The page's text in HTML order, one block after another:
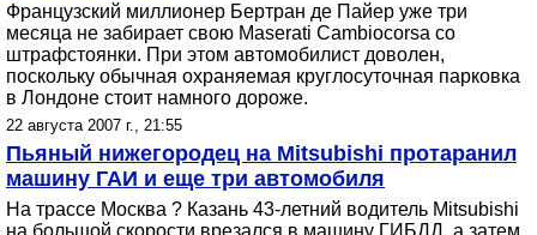
Французский миллионер Бертран де Пайер уже три
месяца не забирает свою Maserati Cambiocorsa со
штрафстоянки. При этом автомобилист доволен,
поскольку обычная охраняемая круглосуточная парковка
в Лондоне стоит намного дороже.
22 августа 2007 г., 21:55
Пьяный нижегородец на Mitsubishi протаранил
машину ГАИ и еще три автомобиля
На трассе Москва ? Казань 43-летний водитель Mitsubishi
на большой скорости врезался в машину ГИБДД, а затем